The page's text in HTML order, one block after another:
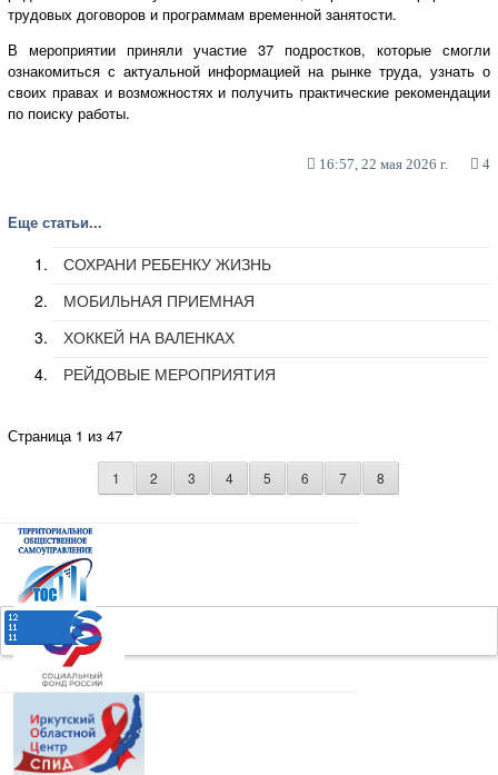
трудовых договоров и программам временной занятости.
В мероприятии приняли участие 37 подростков, которые смогли
ознакомиться с актуальной информацией на рынке труда, узнать о
своих правах и возможностях и получить практические рекомендации
по поиску работы.
16:57, 22 мая 2026 г. 4
Еще статьи...
СОХРАНИ РЕБЕНКУ ЖИЗНЬ
МОБИЛЬНАЯ ПРИЕМНАЯ
ХОККЕЙ НА ВАЛЕНКАХ
РЕЙДОВЫЕ МЕРОПРИЯТИЯ
Страница 1 из 47
1 2 3 4 5 6 7 8